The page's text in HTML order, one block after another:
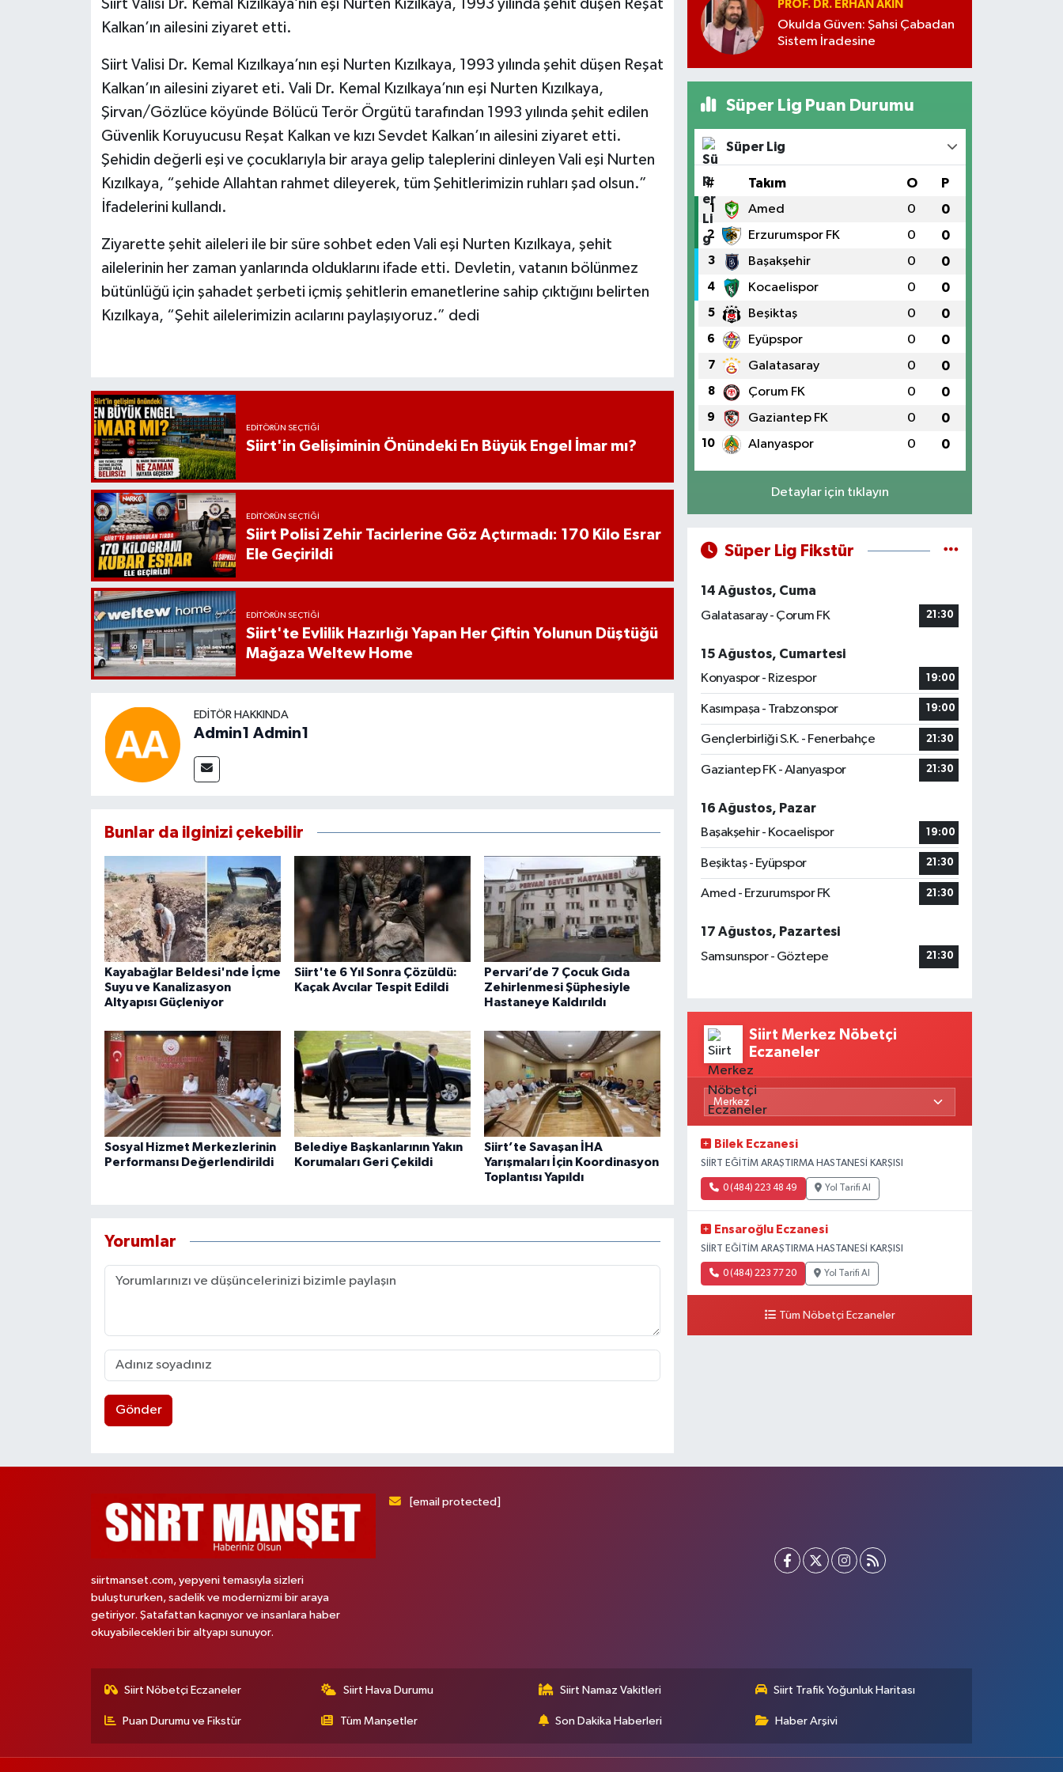
Siirt Valisi Dr. Kemal Kızılkaya’nın eşi Nurten Kızılkaya, 1993 yılında şehit düşen Reşat
Kalkan’ın ailesini ziyaret etti.
Siirt Valisi Dr. Kemal Kızılkaya’nın eşi Nurten Kızılkaya, 1993 yılında şehit düşen Reşat
Kalkan’ın ailesini ziyaret eti. Vali Dr. Kemal Kızılkaya’nın eşi Nurten Kızılkaya,
Şirvan/Gözlüce köyünde Bölücü Terör Örgütü tarafından 1993 yılında şehit edilen
Güvenlik Koruyucusu Reşat Kalkan ve kızı Sevdet Kalkan’ın ailesini ziyaret etti.
Şehidin değerli eşi ve çocuklarıyla bir araya gelip taleplerini dinleyen Vali eşi Nurten
Kızılkaya, “şehide Allahtan rahmet dileyerek, tüm Şehitlerimizin ruhları şad olsun.”
İfadelerini kullandı.
Ziyarette şehit aileleri ile bir süre sohbet eden Vali eşi Nurten Kızılkaya, şehit
ailelerinin her zaman yanlarında olduklarını ifade etti. Devletin, vatanın bölünmez
bütünlüğü için şahadet şerbeti içmiş şehitlerin emanetlerine sahip çıktığını belirten
Kızılkaya, “Şehit ailelerimizin acılarını paylaşıyoruz.” dedi
EDITÖRÜN SEÇTIĞI
Siirt'in Gelişiminin Önündeki En Büyük Engel İmar mı?
EDITÖRÜN SEÇTIĞI
Siirt Polisi Zehir Tacirlerine Göz Açtırmadı: 170 Kilo Esrar
Ele Geçirildi
EDITÖRÜN SEÇTIĞI
Siirt'te Evlilik Hazırlığı Yapan Her Çiftin Yolunun Düştüğü
Mağaza Weltew Home
EDITÖR HAKKINDA
Admin1 Admin1
Bunlar da ilginizi çekebilir
Kayabağlar Beldesi'nde İçme
Suyu ve Kanalizasyon
Altyapısı Güçleniyor
Siirt'te 6 Yıl Sonra Çözüldü:
Kaçak Avcılar Tespit Edildi
Pervari’de 7 Çocuk Gıda
Zehirlenmesi Şüphesiyle
Hastaneye Kaldırıldı
Sosyal Hizmet Merkezlerinin
Performansı Değerlendirildi
Belediye Başkanlarının Yakın
Korumaları Geri Çekildi
Siirt’te Savaşan İHA
Yarışmaları İçin Koordinasyon
Toplantısı Yapıldı
Yorumlar
Gönder
PROF. DR. ERHAN AKIN
Okulda Güven: Şahsi Çabadan
Sistem İradesine
Süper Lig Puan Durumu
Süper Lig
# Takım O P
1 Amed 0 0
2 Erzurumspor FK 0 0
3 Başakşehir 0 0
4 Kocaelispor 0 0
5 Beşiktaş 0 0
6 Eyüpspor 0 0
7 Galatasaray 0 0
8 Çorum FK 0 0
9 Gaziantep FK 0 0
10 Alanyaspor 0 0
Detaylar için tıklayın
Süper Lig Fikstür
14 Ağustos, Cuma
Galatasaray - Çorum FK
21:30
15 Ağustos, Cumartesi
Konyaspor - Rizespor
19:00
Kasımpaşa - Trabzonspor 19:00
Gençlerbirliği S.K. - Fenerbahçe 21:30
Gaziantep FK - Alanyaspor 21:30
16 Ağustos, Pazar
Başakşehir - Kocaelispor
19:00
Beşiktaş - Eyüpspor 21:30
Amed - Erzurumspor FK 21:30
17 Ağustos, Pazartesi
Samsunspor - Göztepe
21:30
Siirt Merkez Nöbetçi
Eczaneler
Bilek Eczanesi
SİİRT EĞİTİM ARAŞTIRMA HASTANESİ KARŞISI
0 (484) 223 48 49 Yol Tarifi Al
Ensaroğlu Eczanesi
SİİRT EĞİTİM ARAŞTIRMA HASTANESİ KARŞISI
0 (484) 223 77 20 Yol Tarifi Al
Tüm Nöbetçi Eczaneler
siirtmanset.com, yepyeni temasıyla sizleri
buluştururken, sadelik ve modernizmi bir araya
getiriyor. Şatafattan kaçınıyor ve insanlara haber
okuyabilecekleri bir altyapı sunuyor.
[email protected]
Siirt Nöbetçi Eczaneler Siirt Hava Durumu Siirt Namaz Vakitleri Siirt Trafik Yoğunluk Haritası
Puan Durumu ve Fikstür Tüm Manşetler Son Dakika Haberleri Haber Arşivi